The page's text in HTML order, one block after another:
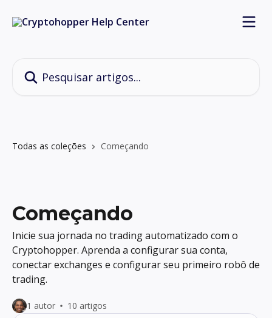
Todas as coleções Começando
Começando
Inicie sua jornada no trading automatizado com o
Cryptohopper. Aprenda a configurar sua conta,
conectar exchanges e configurar seu primeiro robô de
trading.
1 autor 10 artigos